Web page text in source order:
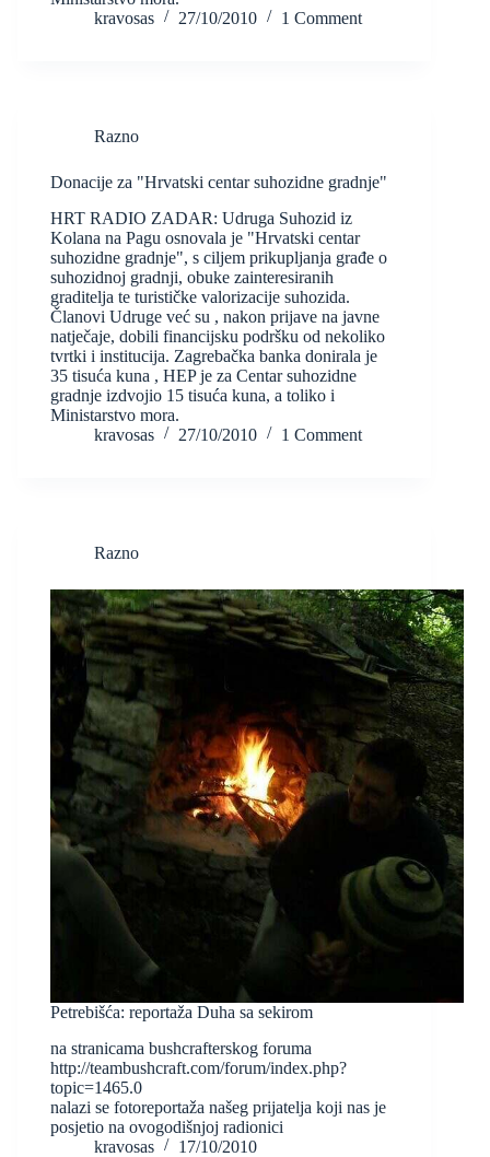
kravosas
27/10/2010 1 Comment
Razno
Donacije za "Hrvatski centar suhozidne gradnje"
HRT RADIO ZADAR: Udruga Suhozid iz
Kolana na Pagu osnovala je "Hrvatski centar
suhozidne gradnje", s ciljem prikupljanja građe o
suhozidnoj gradnji, obuke zainteresiranih
graditelja te turističke valorizacije suhozida.
Članovi Udruge već su , nakon prijave na javne
natječaje, dobili financijsku podršku od nekoliko
tvrtki i institucija. Zagrebačka banka donirala je
35 tisuća kuna , HEP je za Centar suhozidne
gradnje izdvojio 15 tisuća kuna, a toliko i
Ministarstvo mora.
kravosas
27/10/2010 1 Comment
Razno
Petrebišća: reportaža Duha sa sekirom
na stranicama bushcrafterskog foruma
http://teambushcraft.com/forum/index.php?
topic=1465.0
nalazi se fotoreportaža našeg prijatelja koji nas je
posjetio na ovogodišnjoj radionici
kravosas
17/10/2010